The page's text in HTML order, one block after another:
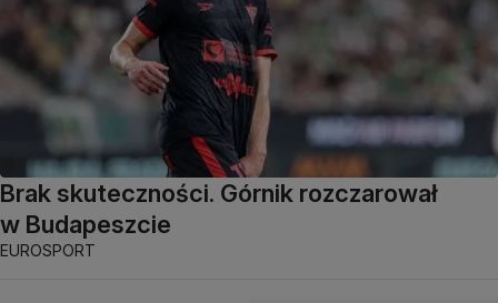
Brak skuteczności. Górnik rozczarował
w Budapeszcie
EUROSPORT